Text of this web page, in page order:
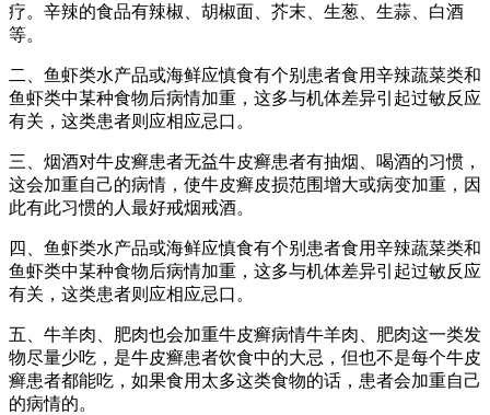
疗。辛辣的食品有辣椒、胡椒面、芥末、生葱、生蒜、白酒
等。
二、鱼虾类水产品或海鲜应慎食有个别患者食用辛辣蔬菜类和
鱼虾类中某种食物后病情加重，这多与机体差异引起过敏反应
有关，这类患者则应相应忌口。
三、烟酒对牛皮癣患者无益牛皮癣患者有抽烟、喝酒的习惯，
这会加重自己的病情，使牛皮癣皮损范围增大或病变加重，因
此有此习惯的人最好戒烟戒酒。
四、鱼虾类水产品或海鲜应慎食有个别患者食用辛辣蔬菜类和
鱼虾类中某种食物后病情加重，这多与机体差异引起过敏反应
有关，这类患者则应相应忌口。
五、牛羊肉、肥肉也会加重牛皮癣病情牛羊肉、肥肉这一类发
物尽量少吃，是牛皮癣患者饮食中的大忌，但也不是每个牛皮
癣患者都能吃，如果食用太多这类食物的话，患者会加重自己
的病情的。